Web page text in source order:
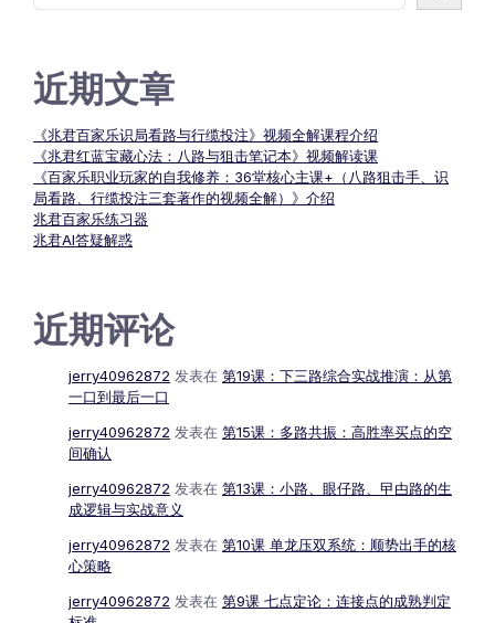
近期文章
《兆君百家乐识局看路与行缆投注》视频全解课程介绍
《兆君红蓝宝藏心法：八路与狙击笔记本》视频解读课
《百家乐职业玩家的自我修养：36堂核心主课+（八路狙击手、识
局看路、行缆投注三套著作的视频全解）》介绍
兆君百家乐练习器
兆君AI答疑解惑
近期评论
jerry40962872 发表在 第19课：下三路综合实战推演：从第
一口到最后一口
jerry40962872 发表在 第15课：多路共振：高胜率买点的空
间确认
jerry40962872 发表在 第13课：小路、眼仔路、曱甴路的生
成逻辑与实战意义
jerry40962872 发表在 第10课 单龙压双系统：顺势出手的核
心策略
jerry40962872 发表在 第9课 七点定论：连接点的成熟判定